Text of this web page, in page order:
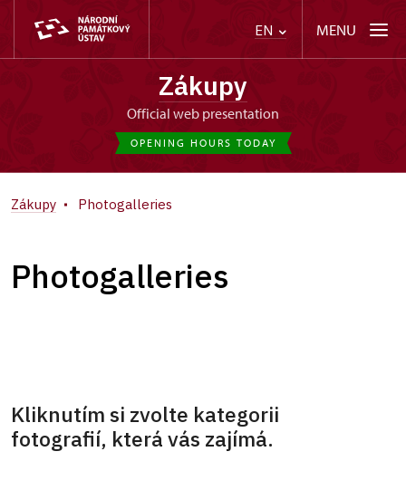
EN MENU
Zákupy
Official web presentation
OPENING HOURS TODAY
Zákupy Photogalleries
Photogalleries
Kliknutím si zvolte kategorii
fotografií, která vás zajímá.